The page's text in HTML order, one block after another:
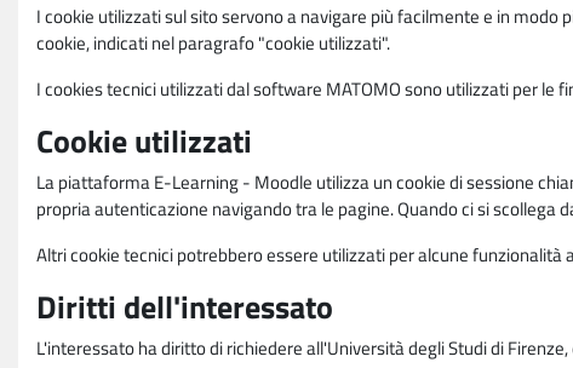
I cookie utilizzati sul sito servono a navigare più facilmente e in
cookie, indicati nel paragrafo "cookie utilizzati".
I cookies tecnici utilizzati dal software MATOMO sono utilizzati per le
Cookie utilizzati
La piattaforma E-Learning - Moodle utilizza un cookie di sessione
propria autenticazione navigando tra le pagine. Quando ci si
Altri cookie tecnici potrebbero essere utilizzati per alcune
Diritti dell'interessato
L'interessato ha diritto di richiedere all'Università degli Studi di